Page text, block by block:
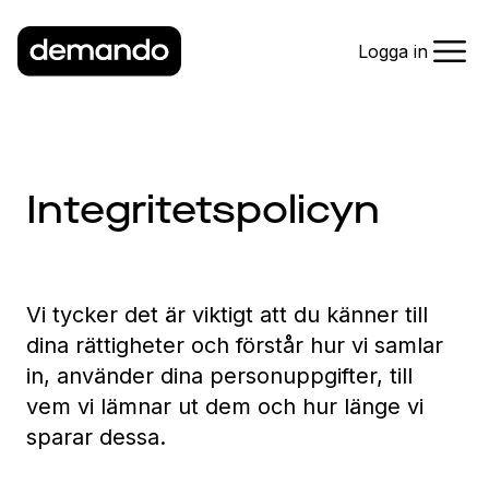
Logga in
Integritetspolicyn
Vi tycker det är viktigt att du känner till
dina rättigheter och förstår hur vi samlar
in, använder dina personuppgifter, till
vem vi lämnar ut dem och hur länge vi
sparar dessa.